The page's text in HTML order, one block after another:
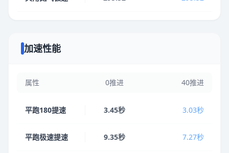
加速性能
属性 0推进 40推进
平跑180提速 3.45秒 3.03秒
平跑极速提速 9.35秒 7.27秒